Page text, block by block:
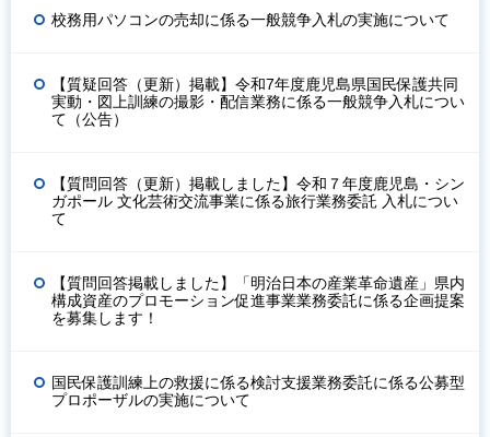
校務用パソコンの売却に係る一般競争入札の実施について
【質疑回答（更新）掲載】令和7年度鹿児島県国民保護共同
実動・図上訓練の撮影・配信業務に係る一般競争入札につい
て（公告）
【質問回答（更新）掲載しました】令和７年度鹿児島・シン
ガポール 文化芸術交流事業に係る旅行業務委託 入札につい
て
【質問回答掲載しました】「明治日本の産業革命遺産」県内
構成資産のプロモーション促進事業業務委託に係る企画提案
を募集します！
国民保護訓練上の救援に係る検討支援業務委託に係る公募型
プロポーザルの実施について